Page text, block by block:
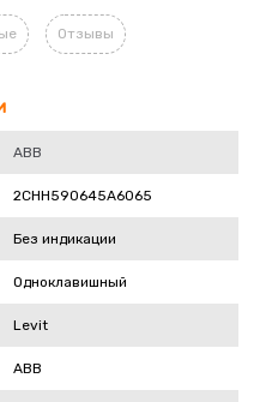
Отзывы
ABB
2CHH590645A6065
Без индикации
Одноклавишный
Levit
ABB